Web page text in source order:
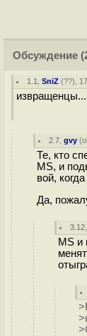
Обсуждение
1.1 ,SniZ (??),
2.7 ,gvy (
Те, кто
MS, и
вой,
Да,
3.12
MS и